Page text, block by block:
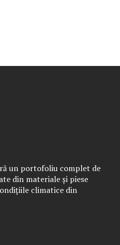
un portofoliu complet de
din materiale și piese
climatice din